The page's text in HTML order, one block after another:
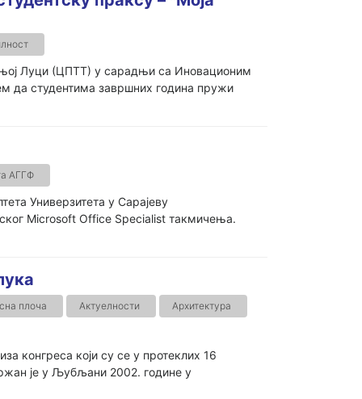
Луци (ЦПТТ) у сарадњи са Иновационим
да студентима завршних година пружи
АГГФ
Универзитета у Сарајеву
Microsoft Office Specialist такмичења.
плоча Актуелности
Архитектура
конгреса који су се у протеклих 16
је у Љубљани 2002. године у